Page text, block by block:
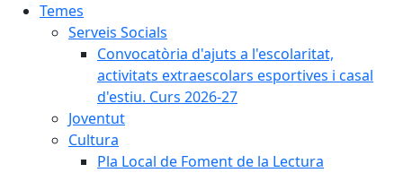
Temes
Serveis Socials
Convocatòria d'ajuts a l'escolaritat,
activitats extraescolars esportives i casal
d'estiu. Curs 2026-27
Joventut
Cultura
Pla Local de Foment de la Lectura